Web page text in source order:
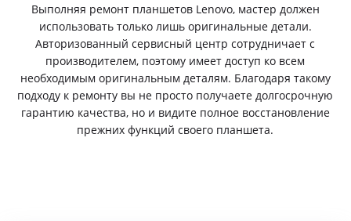
Выполняя ремонт планшетов Lenovo, мастер должен
использовать только лишь оригинальные детали.
Авторизованный сервисный центр сотрудничает с
производителем, поэтому имеет доступ ко всем
необходимым оригинальным деталям. Благодаря такому
подходу к ремонту вы не просто получаете долгосрочную
гарантию качества, но и видите полное восстановление
прежних функций своего планшета.